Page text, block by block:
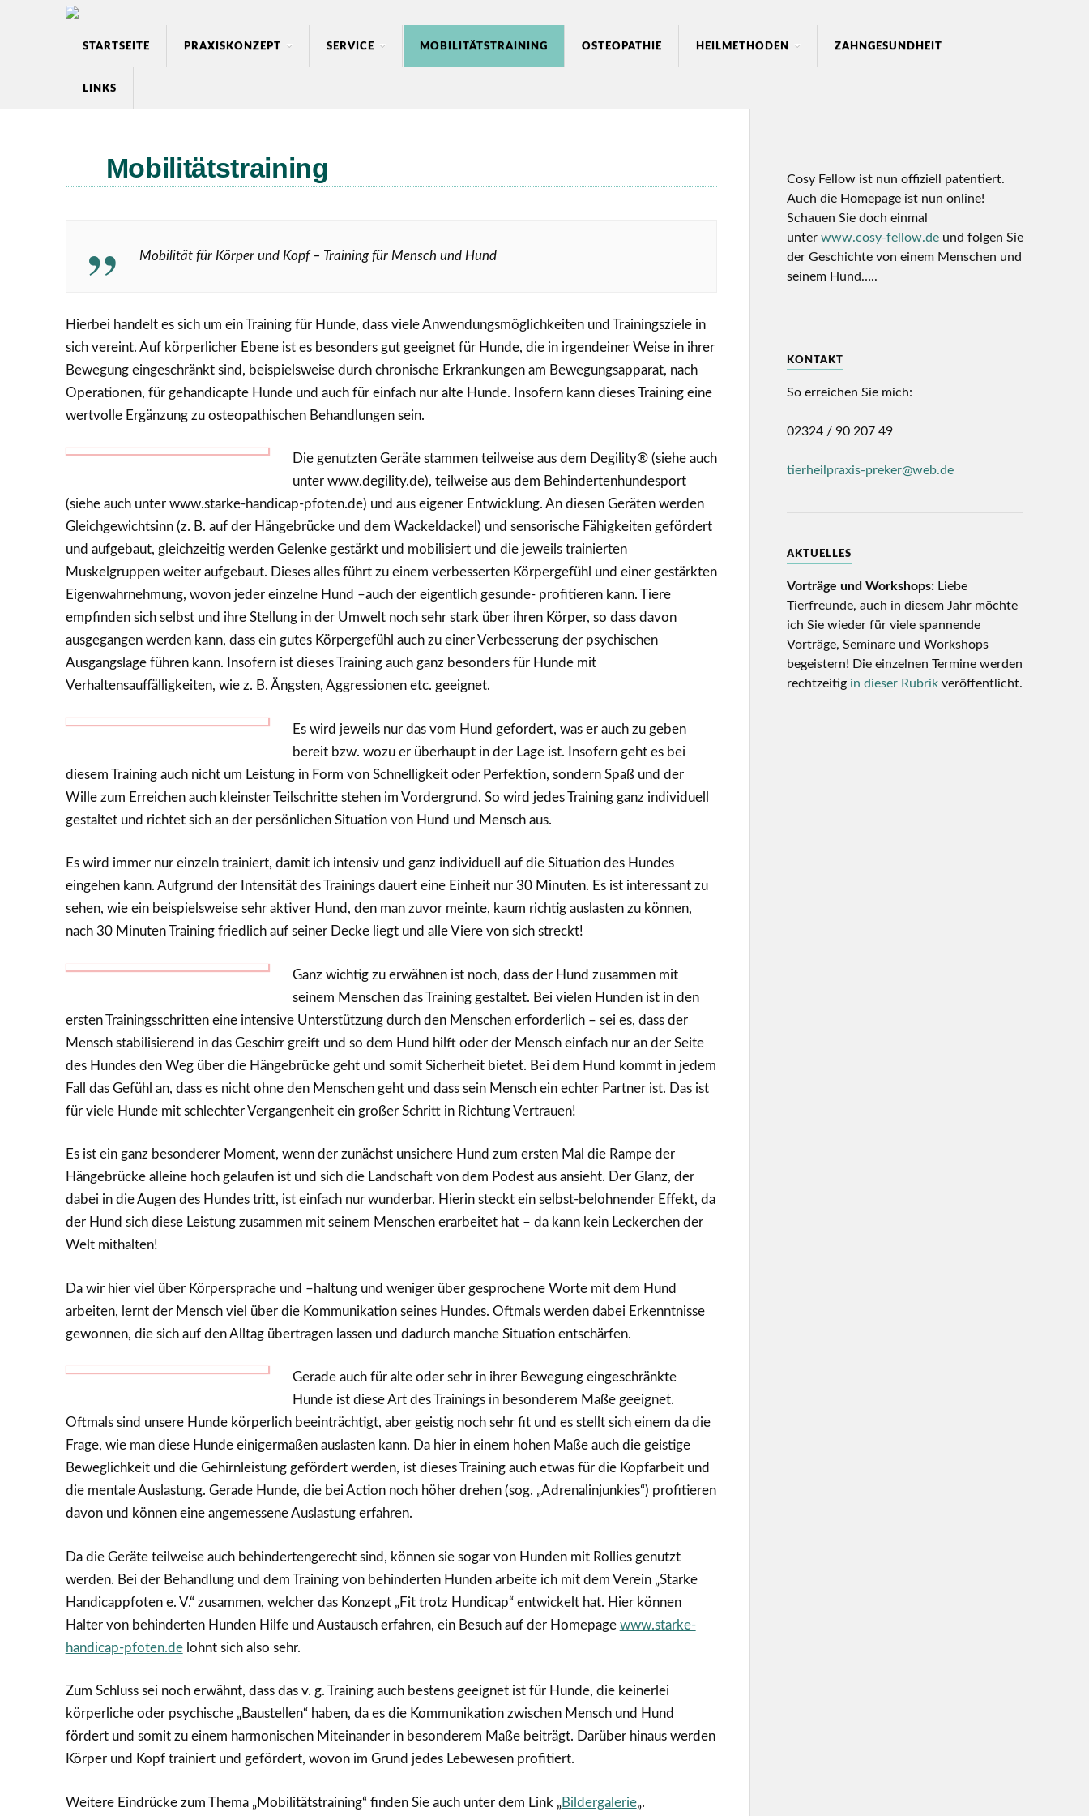
STARTSEITE PRAXISKONZEPT SERVICE MOBILITÄTSTRAINING OSTEOPATHIE HEILMETHODEN ZAHNGESUNDHEIT
LINKS
Mobilitätstraining
Mobilität für Körper und Kopf – Training für Mensch und Hund
Hierbei handelt es sich um ein Training für Hunde, dass viele Anwendungsmöglichkeiten und Trainingsziele in
sich vereint. Auf körperlicher Ebene ist es besonders gut geeignet für Hunde, die in irgendeiner Weise in ihrer
Bewegung eingeschränkt sind, beispielsweise durch chronische Erkrankungen am Bewegungsapparat, nach
Operationen, für gehandicapte Hunde und auch für einfach nur alte Hunde. Insofern kann dieses Training eine
wertvolle Ergänzung zu osteopathischen Behandlungen sein.
Die genutzten Geräte stammen teilweise aus dem Degility® (siehe auch
unter www.degility.de), teilweise aus dem Behindertenhundesport
(siehe auch unter www.starke-handicap-pfoten.de) und aus eigener Entwicklung. An diesen Geräten werden
Gleichgewichtsinn (z. B. auf der Hängebrücke und dem Wackeldackel) und sensorische Fähigkeiten gefördert
und aufgebaut, gleichzeitig werden Gelenke gestärkt und mobilisiert und die jeweils trainierten
Muskelgruppen weiter aufgebaut. Dieses alles führt zu einem verbesserten Körpergefühl und einer gestärkten
Eigenwahrnehmung, wovon jeder einzelne Hund –auch der eigentlich gesunde- profitieren kann. Tiere
empfinden sich selbst und ihre Stellung in der Umwelt noch sehr stark über ihren Körper, so dass davon
ausgegangen werden kann, dass ein gutes Körpergefühl auch zu einer Verbesserung der psychischen
Ausgangslage führen kann. Insofern ist dieses Training auch ganz besonders für Hunde mit
Verhaltensauffälligkeiten, wie z. B. Ängsten, Aggressionen etc. geeignet.
Es wird jeweils nur das vom Hund gefordert, was er auch zu geben
bereit bzw. wozu er überhaupt in der Lage ist. Insofern geht es bei
diesem Training auch nicht um Leistung in Form von Schnelligkeit oder Perfektion, sondern Spaß und der
Wille zum Erreichen auch kleinster Teilschritte stehen im Vordergrund. So wird jedes Training ganz individuell
gestaltet und richtet sich an der persönlichen Situation von Hund und Mensch aus.
Es wird immer nur einzeln trainiert, damit ich intensiv und ganz individuell auf die Situation des Hundes
eingehen kann. Aufgrund der Intensität des Trainings dauert eine Einheit nur 30 Minuten. Es ist interessant zu
sehen, wie ein beispielsweise sehr aktiver Hund, den man zuvor meinte, kaum richtig auslasten zu können,
nach 30 Minuten Training friedlich auf seiner Decke liegt und alle Viere von sich streckt!
Ganz wichtig zu erwähnen ist noch, dass der Hund zusammen mit
seinem Menschen das Training gestaltet. Bei vielen Hunden ist in den
ersten Trainingsschritten eine intensive Unterstützung durch den Menschen erforderlich – sei es, dass der
Mensch stabilisierend in das Geschirr greift und so dem Hund hilft oder der Mensch einfach nur an der Seite
des Hundes den Weg über die Hängebrücke geht und somit Sicherheit bietet. Bei dem Hund kommt in jedem
Fall das Gefühl an, dass es nicht ohne den Menschen geht und dass sein Mensch ein echter Partner ist. Das ist
für viele Hunde mit schlechter Vergangenheit ein großer Schritt in Richtung Vertrauen!
Es ist ein ganz besonderer Moment, wenn der zunächst unsichere Hund zum ersten Mal die Rampe der
Hängebrücke alleine hoch gelaufen ist und sich die Landschaft von dem Podest aus ansieht. Der Glanz, der
dabei in die Augen des Hundes tritt, ist einfach nur wunderbar. Hierin steckt ein selbst-belohnender Effekt, da
der Hund sich diese Leistung zusammen mit seinem Menschen erarbeitet hat – da kann kein Leckerchen der
Welt mithalten!
Da wir hier viel über Körpersprache und –haltung und weniger über gesprochene Worte mit dem Hund
arbeiten, lernt der Mensch viel über die Kommunikation seines Hundes. Oftmals werden dabei Erkenntnisse
gewonnen, die sich auf den Alltag übertragen lassen und dadurch manche Situation entschärfen.
Gerade auch für alte oder sehr in ihrer Bewegung eingeschränkte
Hunde ist diese Art des Trainings in besonderem Maße geeignet.
Oftmals sind unsere Hunde körperlich beeinträchtigt, aber geistig noch sehr fit und es stellt sich einem da die
Frage, wie man diese Hunde einigermaßen auslasten kann. Da hier in einem hohen Maße auch die geistige
Beweglichkeit und die Gehirnleistung gefördert werden, ist dieses Training auch etwas für die Kopfarbeit und
die mentale Auslastung. Gerade Hunde, die bei Action noch höher drehen (sog. „Adrenalinjunkies“) profitieren
davon und können eine angemessene Auslastung erfahren.
Da die Geräte teilweise auch behindertengerecht sind, können sie sogar von Hunden mit Rollies genutzt
werden. Bei der Behandlung und dem Training von behinderten Hunden arbeite ich mit dem Verein „Starke
Handicappfoten e. V.“ zusammen, welcher das Konzept „Fit trotz Hundicap“ entwickelt hat. Hier können
Halter von behinderten Hunden Hilfe und Austausch erfahren, ein Besuch auf der Homepage www.starke-
handicap-pfoten.delohnt sich also sehr.
Zum Schluss sei noch erwähnt, dass das v. g. Training auch bestens geeignet ist für Hunde, die keinerlei
körperliche oder psychische „Baustellen“ haben, da es die Kommunikation zwischen Mensch und Hund
fördert und somit zu einem harmonischen Miteinander in besonderem Maße beiträgt. Darüber hinaus werden
Körper und Kopf trainiert und gefördert, wovon im Grund jedes Lebewesen profitiert.
Weitere Eindrücke zum Thema „Mobilitätstraining“ finden Sie auch unter dem Link „ Bildergalerie„.
Cosy Fellow ist nun offiziell patentiert.
Auch die Homepage ist nun online!
Schauen Sie doch einmal
unter www.cosy-fellow.deund folgen Sie
der Geschichte von einem Menschen und
seinem Hund…..
KONTAKT
So erreichen Sie mich:
02324 / 90 207 49
tierheilpraxis-preker@web.de
AKTUELLES
Vorträge und Workshops:Liebe
Tierfreunde, auch in diesem Jahr möchte
ich Sie wieder für viele spannende
Vorträge, Seminare und Workshops
begeistern! Die einzelnen Termine werden
rechtzeitig in dieser Rubrikveröffentlicht.